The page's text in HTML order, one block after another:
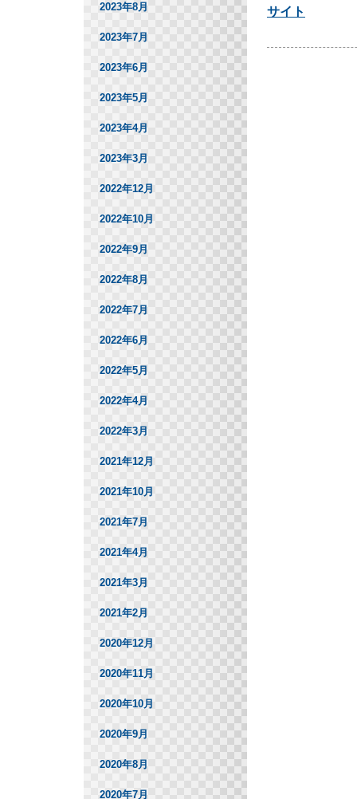
サイト
2023年8月
2023年7月
2023年6月
2023年5月
2023年4月
2023年3月
2022年12月
2022年10月
2022年9月
2022年8月
2022年7月
2022年6月
2022年5月
2022年4月
2022年3月
2021年12月
2021年10月
2021年7月
2021年4月
2021年3月
2021年2月
2020年12月
2020年11月
2020年10月
2020年9月
2020年8月
2020年7月